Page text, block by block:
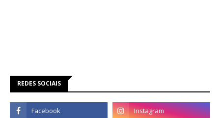
REDES SOCIAIS